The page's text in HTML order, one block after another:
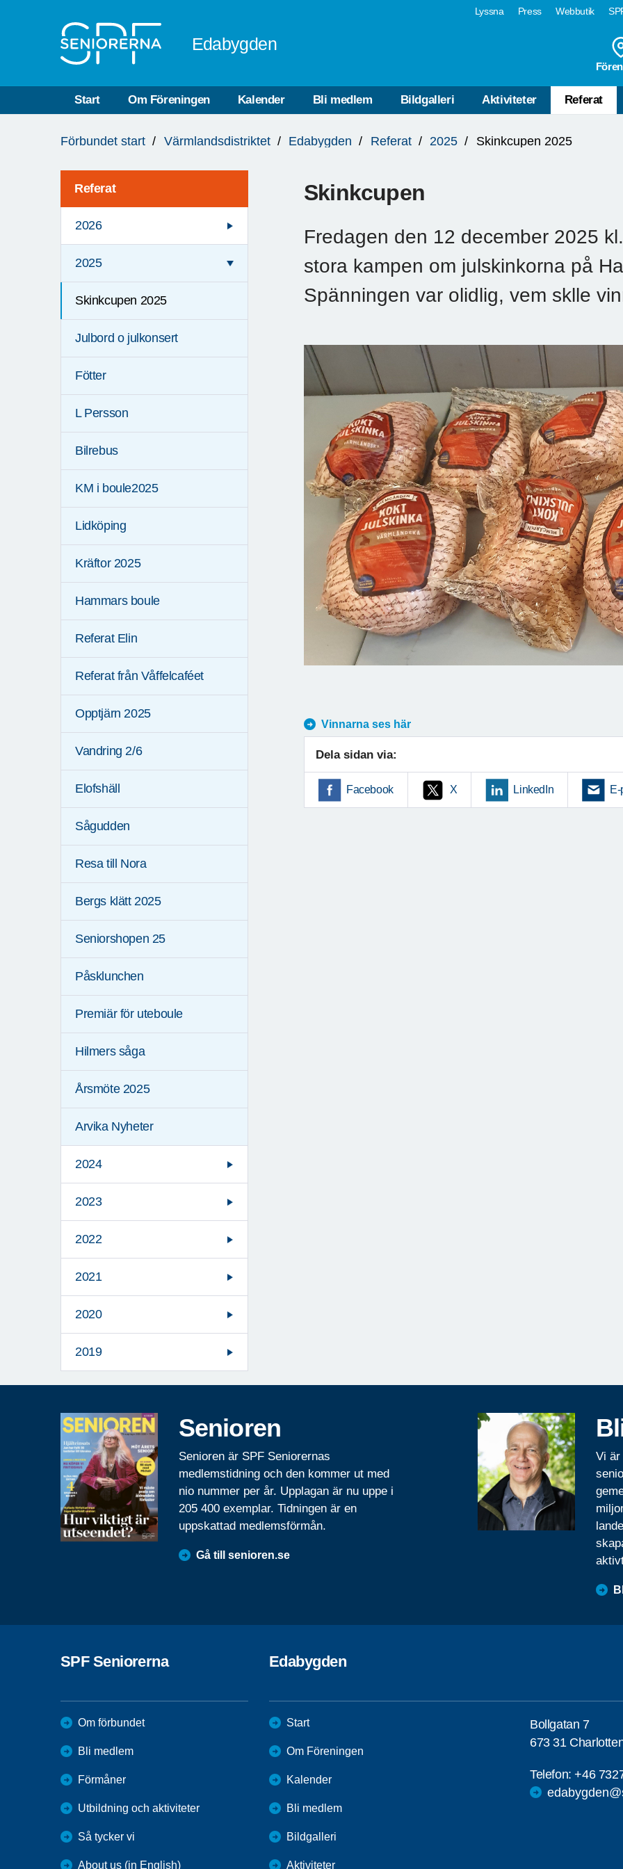
Lyssna Press Webbutik
Edabygden
Start Om Föreningen Kalender Bli medlem Bildgalleri Aktiviteter Referat
är
Förbundet start Värmlandsdistriktet Edabygden Referat 2025 Skinkcupen 2025
Referat
2026
2025
Skinkcupen 2025
Julbord o julkonsert
Fötter
L Persson
Bilrebus
KM i boule2025
Lidköping
Kräftor 2025
Hammars boule
Referat Elin
Referat från Våffelcaféet
Opptjärn 2025
Vandring 2/6
Elofshäll
Sågudden
Resa till Nora
Bergs klätt 2025
Seniorshopen 25
Påsklunchen
Premiär för uteboule
Hilmers såga
Årsmöte 2025
Arvika Nyheter
2024
2023
2022
2021
2020
2019
Skinkcupen
Fredagen den 12 december 2025
stora kampen om julskinkorna på
Spänningen var olidlig, vem sklle
Vinnarna ses här
Dela sidan via:
Facebook X LinkedIn
Senioren
Senioren är SPF Seniorernas
medlemstidning och den kommer ut med
nio nummer per år. Upplagan är nu uppe i
205 400 exemplar. Tidningen är en
uppskattad medlemsförmån.
Gå till senioren.se
Vi är
SPF Seniorerna
Om förbundet
Bli medlem
Förmåner
Utbildning och aktiviteter
Så tycker vi
About us (in English)
Edabygden
Start
Om Föreningen
Kalender
Bli medlem
Bildgalleri
Aktiviteter
Bollgatan 7
673 31
Telefon:+46